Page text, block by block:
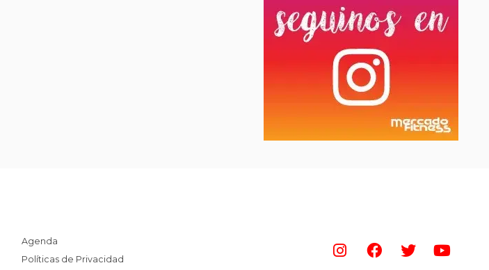
Agenda
Políticas de Privacidad